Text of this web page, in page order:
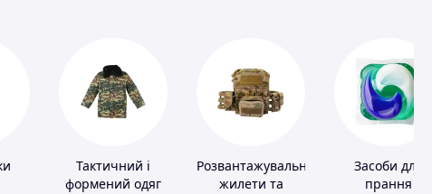
Тактичний і
формений одяг
Розвантажувальні
жилети та
Засоби для
прання